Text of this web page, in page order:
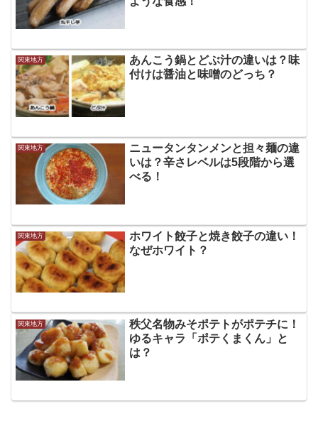
関東地方
あんこう鍋とどぶ汁の違いは？味
付けは醤油と味噌のどっち？
関東地方
ニュータンタンメンと担々麺の違
いは？辛さレベルは5段階から選
べる！
関東地方
ホワイト餃子と焼き餃子の違い！
なぜホワイト？
関東地方
秩父名物みそポテトがポテチに！
ゆるキャラ「ポテくまくん」と
は？